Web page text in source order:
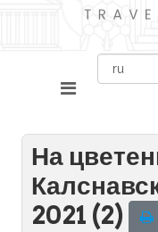
На
2021 (2)